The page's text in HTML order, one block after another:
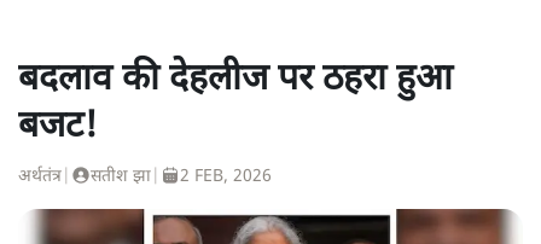
बदलाव की देहलीज पर ठहरा हुआ
बजट!
अर्थतंत्र सतीश झा 2 FEB, 2026